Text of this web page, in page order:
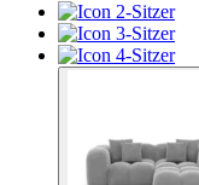
2-Sitzer
3-Sitzer
4-Sitzer